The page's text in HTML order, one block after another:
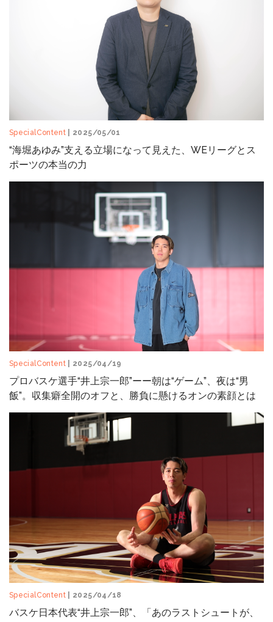
SpecialContent | 2025/05/01
“海堀あゆみ”支える立場になって見えた、WEリーグとス
ポーツの本当の力
SpecialContent | 2025/04/19
プロバスケ選手“井上宗一郎”ーー朝は“ゲーム”、夜は“男
飯”。収集癖全開のオフと、勝負に懸けるオンの素顔とは
SpecialContent | 2025/04/18
バスケ日本代表“井上宗一郎”、「あのラストシュートが、